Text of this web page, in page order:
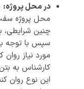
در محل پروژه:
محل پروژه
چنین شرایطی،
سپس با توجه
مورد نیاز
کارشناس به
این نوع روان